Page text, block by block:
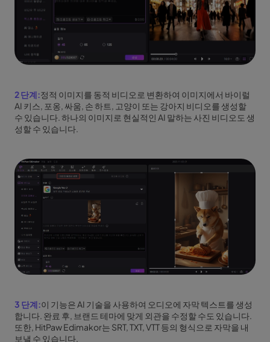
2 단계:정적 이미지를 동적 비디오로 변환하여 이미지에서 바이럴
AI 키스, 포옹, 싸움, 손 하트, 고양이 또는 강아지 비디오를 생성할
수 있습니다. 하나의 이미지로 현실적인 AI 말하는 사진 비디오도 생
성할 수 있습니다.
3 단계:이 기능은 AI 기술을 사용하여 오디오에 자막 텍스트를 생성
합니다. 완료 후, 브랜드 테마에 맞게 외관을 수정할 수도 있습니다.
또한, HitPaw Edimakor는 SRT, TXT, VTT 등의 형식으로 자막을 내
보낼 수 있습니다.